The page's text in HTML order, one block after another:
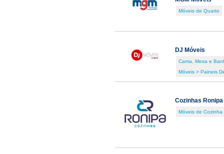
Móveis de Quarto
DJ Móveis
Cama, Mesa e
Móveis > Paineis
Cozinhas Ronipa
Móveis de Cozinha